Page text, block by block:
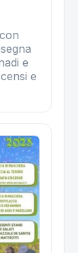
e
e